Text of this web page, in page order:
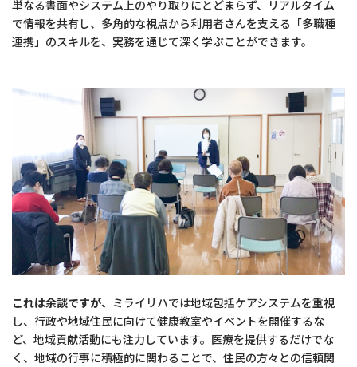
単なる書面やシステム上のやり取りにとどまらず、リアルタイム
で情報を共有し、多角的な視点から利用者さんを支える「多職種
連携」のスキルを、実務を通じて深く学ぶことができます。
これは余談ですが、 ミライリハでは地域包括ケアシステムを重視
し、行政や地域住民に向けて健康教室やイベントを開催するな
ど、地域貢献活動にも注力しています。医療を提供するだけでな
く、地域の行事に積極的に関わることで、住民の方々との信頼関